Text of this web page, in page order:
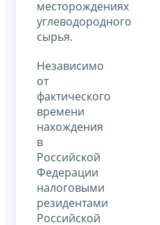
месторождениях
углеводородного
сырья.
Независимо
от
фактического
времени
нахождения
в
Российской
Федерации
налоговыми
резидентами
Российской